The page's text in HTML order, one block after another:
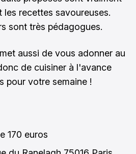
les recettes savoureuses.
sont très pédagogues.
aussi de vous adonner au
de cuisiner à l'avance
pour votre semaine !
170 euros